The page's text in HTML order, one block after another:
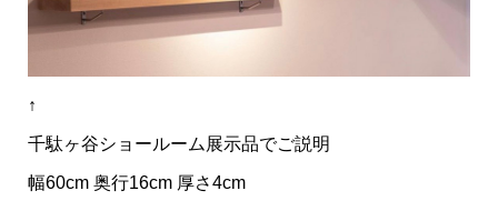
↑
千駄ヶ谷ショールーム展示品でご説明
幅60cm 奥行16cm 厚さ4cm